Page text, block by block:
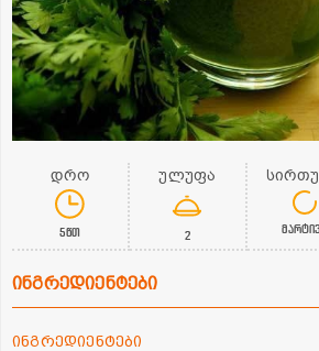
დრო
5წთ
ულუფა
2
ინგრედიენტები
ინგრედიენტები